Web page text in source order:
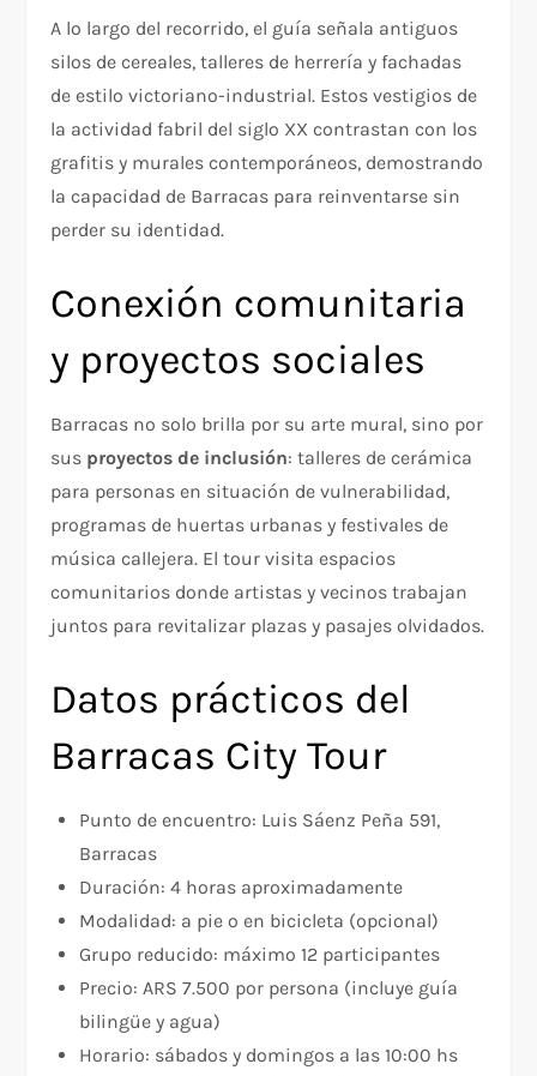
A lo largo del recorrido, el guía señala antiguos
silos de cereales, talleres de herrería y fachadas
de estilo victoriano-industrial. Estos vestigios de
la actividad fabril del siglo XX contrastan con los
grafitis y murales contemporáneos, demostrando
la capacidad de Barracas para reinventarse sin
perder su identidad.
Conexión comunitaria
y proyectos sociales
Barracas no solo brilla por su arte mural, sino por
sus proyectos de inclusión: talleres de cerámica
para personas en situación de vulnerabilidad,
programas de huertas urbanas y festivales de
música callejera. El tour visita espacios
comunitarios donde artistas y vecinos trabajan
juntos para revitalizar plazas y pasajes olvidados.
Datos prácticos del
Barracas City Tour
Punto de encuentro: Luis Sáenz Peña 591,
Barracas
Duración: 4 horas aproximadamente
Modalidad: a pie o en bicicleta (opcional)
Grupo reducido: máximo 12 participantes
Precio: ARS 7.500 por persona (incluye guía
bilingüe y agua)
Horario: sábados y domingos a las 10:00 hs